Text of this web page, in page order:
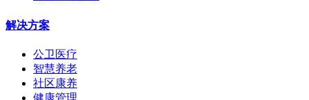
解决方案
公卫医疗
智慧养老
社区康养
健康管理